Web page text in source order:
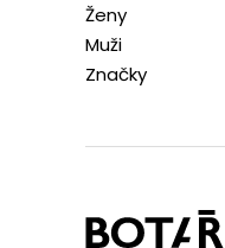
Ženy
Muži
Značky